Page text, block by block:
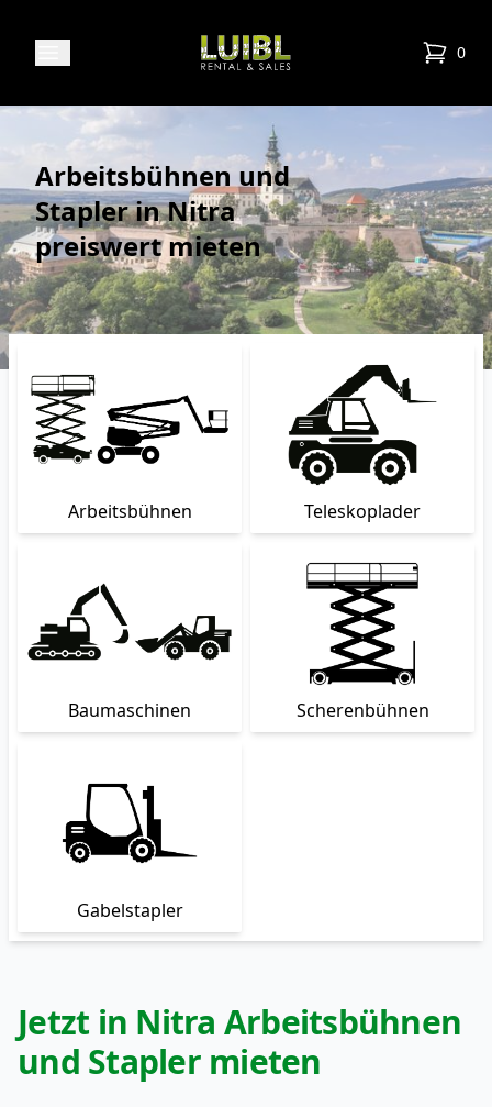
Luibl Rental & Sales 0
items
Arbeitsbühnen und
Stapler in Nitra
preiswert mieten
Arbeitsbühnen Teleskoplader
Baumaschinen Scherenbühnen
Gabelstapler
Jetzt in Nitra Arbeitsbühnen
und Stapler mieten